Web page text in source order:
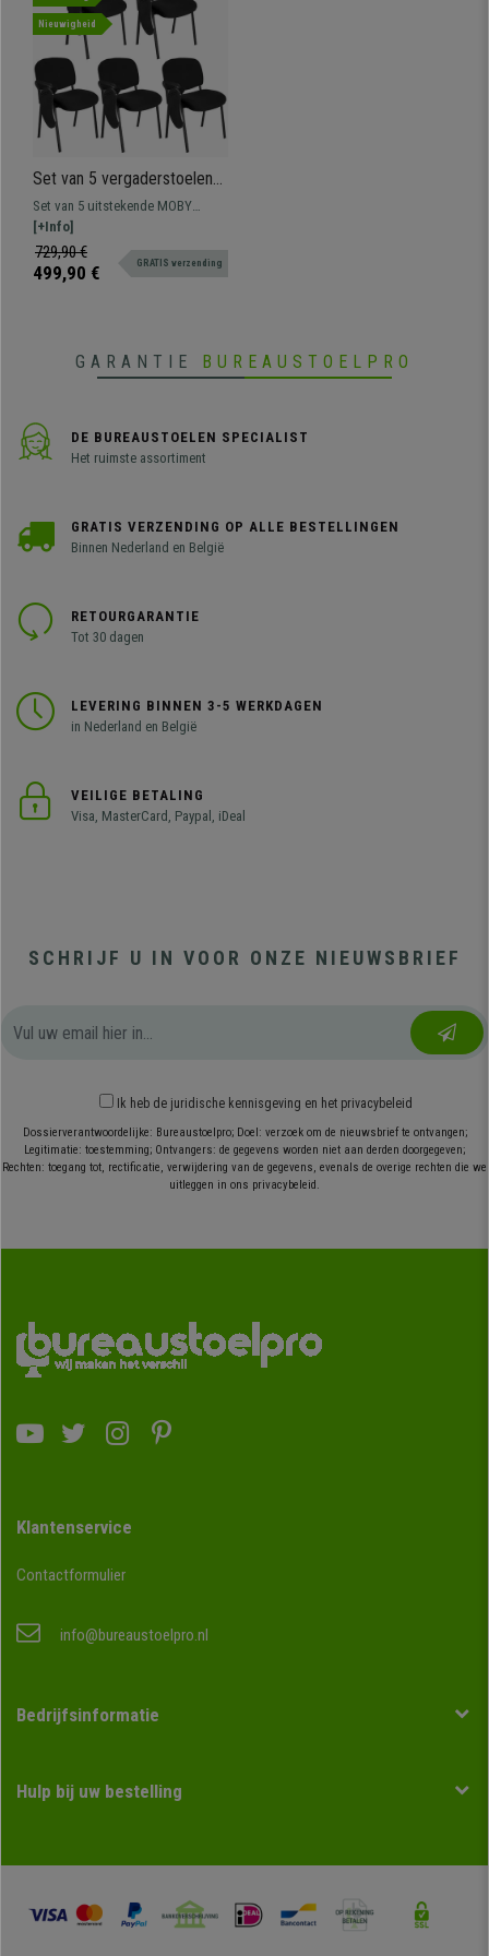
Nieuwigheid
Set van 5 vergaderstoelen
MOBY met Opklapbaar
Schrijftafeltje, Ongelooflijke
Prijs, Kleur Zwart en Zwarte
Poten
Set van 5 uitstekende MOBY
bezoekersstoelen. Dit model heeft
een opklapbaar schrijftafeltje. De
perfecte stoel voor scholen,
[+Info]
729,90 €
499,90 € GRATIS verzending
GARANTIE BUREAUSTOELPRO
DE BUREAUSTOELEN SPECIALIST
Het ruimste assortiment
GRATIS VERZENDING OP ALLE BESTELLINGEN
Binnen Nederland en België
RETOURGARANTIE
Tot 30 dagen
LEVERING BINNEN 3-5 WERKDAGEN
in Nederland en België
VEILIGE BETALING
Visa, MasterCard, Paypal, iDeal
SCHRIJF U IN VOOR ONZE NIEUWSBRIEF
Ik heb de juridische kennisgeving en het privacybeleid
Dossierverantwoordelijke: Bureaustoelpro; Doel: verzoek om de nieuwsbrief te ontvangen;
Legitimatie: toestemming; Ontvangers: de gegevens worden niet aan derden doorgegeven;
Rechten: toegang tot, rectificatie, verwijdering van de gegevens, evenals de overige rechten die we
uitleggen in ons privacybeleid.
Klantenservice
Contactformulier
info@bureaustoelpro.nl
Bedrijfsinformatie
Hulp bij uw bestelling